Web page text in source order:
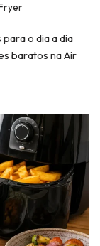
o dia a dia
baratos na Air